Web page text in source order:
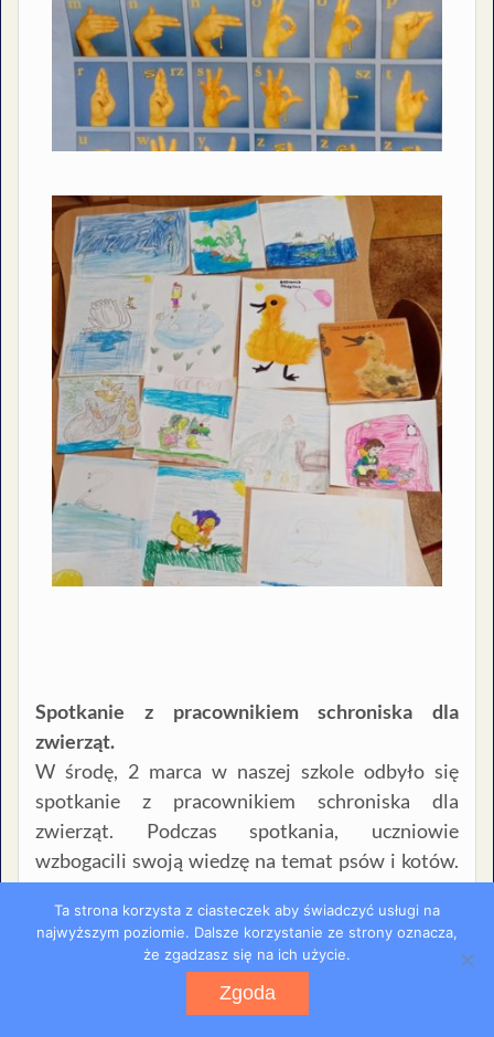
Spotkanie z pracownikiem schroniska dla
zwierząt.
W środę, 2 marca w naszej szkole odbyło się
spotkanie z pracownikiem schroniska dla
zwierząt. Podczas spotkania, uczniowie
wzbogacili swoją wiedzę na temat psów i kotów.
Dzieci dowiedziały się jak należy dbać o
zwierzęta, jak prawidłowo opiekować się
pupilami w domu, czym je karmić, jakim miejscem
jest schronisko oraz jak można pomóc
zwierzętom tam mieszkającym. Spotkaniu
Ta strona korzysta z ciasteczek aby świadczyć usługi na
najwyższym poziomie. Dalsze korzystanie ze strony oznacza,
że zgadzasz się na ich użycie.
Zgoda